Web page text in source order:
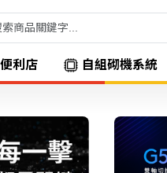
利店 自組砌機系統